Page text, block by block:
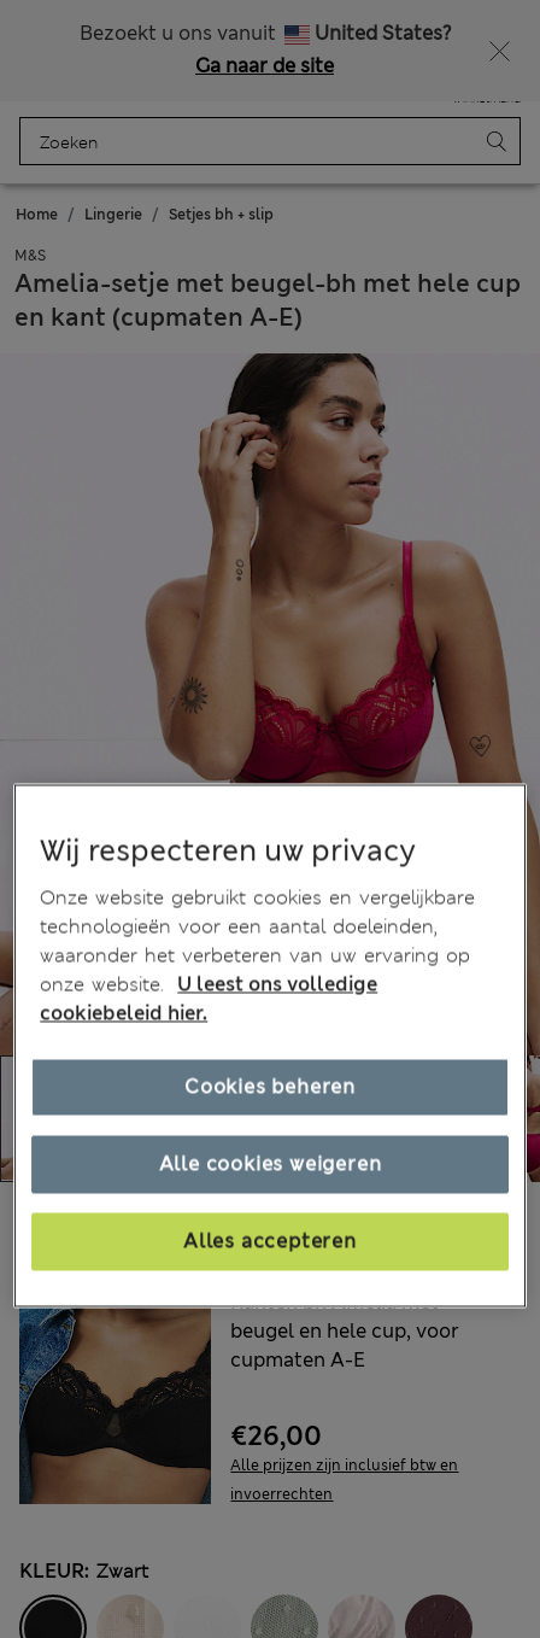
Bezoekt u ons vanuit
United States?
Ga naar de site
Winkelmand
Home Lingerie Setjes bh + slip
M&S
Amelia-setje met beugel-bh met hele cup
en kant (cupmaten A-E)
Kies uw artikelen:
M&S
Kanten bh Amelia met
beugel en hele cup, voor
cupmaten A-E
€26,00
Alle prijzen zijn inclusief btw en
invoerrechten
KLEUR: Zwart
Wij respecteren uw privacy
Onze website gebruikt cookies en vergelijkbare
technologieën voor een aantal doeleinden,
waaronder het verbeteren van uw ervaring op
onze website.
U leest ons volledige
cookiebeleid hier.
Alle cookies weigeren
Alles accepteren
Cookies beheren